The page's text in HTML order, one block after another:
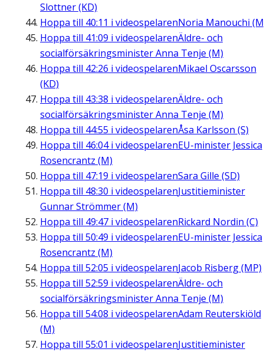
Slottner (KD)
Hoppa till 40:11 i videospelarenNoria Manouchi
Hoppa till 41:09 i videospelarenÄldre- och
socialförsäkringsminister Anna Tenje (M)
Hoppa till 42:26 i videospelarenMikael Oscarsson
(KD)
Hoppa till 43:38 i videospelarenÄldre- och
socialförsäkringsminister Anna Tenje (M)
Hoppa till 44:55 i videospelarenÅsa Karlsson (S)
Hoppa till 46:04i videospelarenEU-minister Jessica
Rosencrantz (M)
Hoppa till 47:19 i videospelarenSara Gille (SD)
Hoppa till 48:30 i videospelarenJustitieminister
Gunnar Strömmer (M)
Hoppa till 49:47 i videospelarenRickard Nordin (C)
Hoppa till 50:49 i videospelarenEU-minister Jessica
Rosencrantz (M)
Hoppa till 52:05 i videospelarenJacob Risberg (MP)
Hoppa till 52:59 i videospelarenÄldre- och
socialförsäkringsminister Anna Tenje (M)
Hoppa till 54:08 i videospelarenAdam Reuterskiöld
(M)
Hoppa till 55:01 i videospelarenJustitieminister